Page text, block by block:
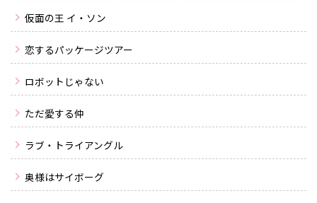
仮面の王 イ・ソン
恋するパッケージツアー
ロボットじゃない
ただ愛する仲
ラブ・トライアングル
奥様はサイボーグ